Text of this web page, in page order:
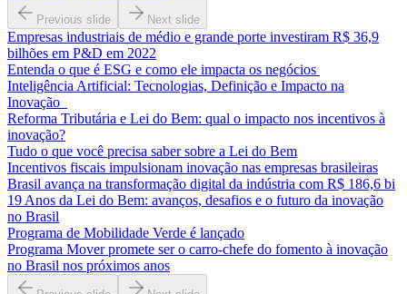
Previous slide Next slide
Empresas industriais de médio e grande porte investiram R$ 36,9
bilhões em P&D em 2022
Entenda o que é ESG e como ele impacta os negócios
Inteligência Artificial: Tecnologias, Definição e Impacto na
Inovação
Reforma Tributária e Lei do Bem: qual o impacto nos incentivos à
inovação?
Tudo o que você precisa saber sobre a Lei do Bem
Incentivos fiscais impulsionam inovação nas empresas brasileiras
Brasil avança na transformação digital da indústria com R$ 186,6 bi
19 Anos da Lei do Bem: avanços, desafios e o futuro da inovação
no Brasil
Programa de Mobilidade Verde é lançado
Programa Mover promete ser o carro-chefe do fomento à inovação
no Brasil nos próximos anos